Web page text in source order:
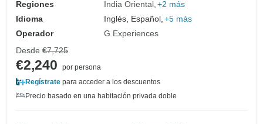
Regiones India Oriental +2 más
Idioma
Inglés, Español, +5 más
Operador
G Experiences
Desde €7,725
€2,240
por persona
Regístrate para acceder a los descuentos
Precio basado en una habitación privada doble